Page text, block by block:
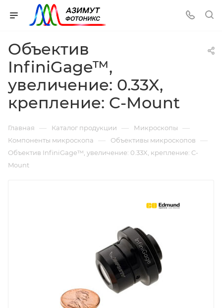
Объектив
InfiniGage™,
увеличение: 0.33X,
крепление: C-Mount
Главная — Каталог продукции — Микроскопы —
Компоненты микроскопа — Объективы микроскопов —
Объектив InfiniGage™, увеличение: 0.33X, крепление: C-
Mount